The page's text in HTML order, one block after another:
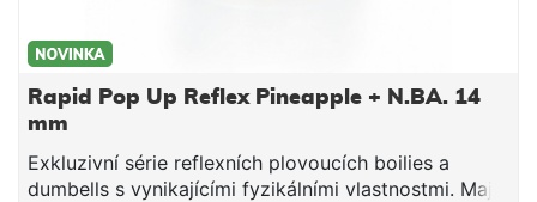
Rapid Pop Up Reflex Pineapple + N.BA. 14
mm
Exkluzivní série reflexních plovoucích boilies a
dumbells s vynikajícími fyzikálními vlastnostmi. Mají